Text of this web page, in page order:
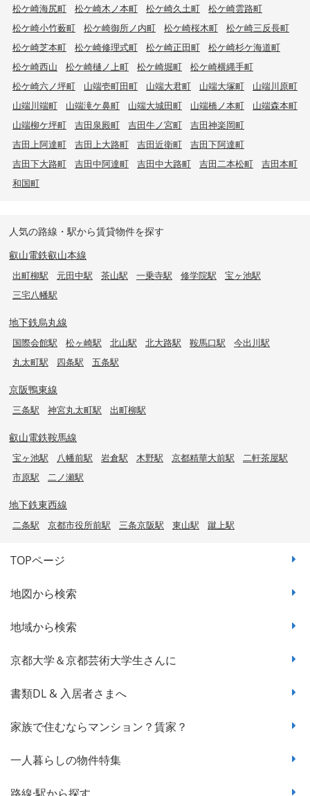
松ケ崎海尻町
松ケ崎木ノ本町 松ケ崎久土町
松ケ崎雲路町
松ケ崎小竹薮町
松ケ崎御所ノ内町 松ケ崎桜木町
松ケ崎三反長町
松ケ崎芝本町
松ケ崎修理式町 松ケ崎正田町
松ケ崎杉ケ海道町
松ケ崎西山
松ケ崎樋ノ上町 松ケ崎堀町
松ケ崎横縄手町
松ケ崎六ノ坪町
山端壱町田町 山端大君町 山端大塚町
山端川原町
山端川端町
山端滝ケ鼻町 山端大城田町 山端橋ノ本町
山端森本町
山端柳ケ坪町
吉田泉殿町 吉田牛ノ宮町
吉田神楽岡町
吉田上阿達町
吉田上大路町 吉田近衛町
吉田下阿達町
吉田下大路町
吉田中阿達町 吉田中大路町 吉田二本松町
吉田本町
和国町
人気の路線・駅から賃貸物件を探す
叡山電鉄叡山本線
出町柳駅 元田中駅 茶山駅 一乗寺駅 修学院駅
宝ヶ池駅
三宅八幡駅
地下鉄烏丸線
国際会館駅 松ヶ崎駅 北山駅 北大路駅 鞍馬口駅
今出川駅
丸太町駅
四条駅 五条駅
京阪鴨東線
三条駅 神宮丸太町駅 出町柳駅
叡山電鉄鞍馬線
宝ヶ池駅 八幡前駅 岩倉駅 木野駅 京都精華大前駅
二軒茶屋駅
市原駅
二ノ瀬駅
地下鉄東西線
二条駅 京都市役所前駅 三条京阪駅 東山駅 蹴上駅
TOPページ
地図から検索
地域から検索
京都大学＆京都芸術大学生さんに
書類DL & 入居者さまへ
家族で住むならマンション？賃家？
一人暮らしの物件特集